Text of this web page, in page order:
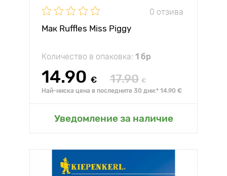
0 отзива
Мак Ruffles Miss Piggy
Количество в опаковка: 1 бр
14.90 € 17.90 €
Най-ниска цена в последните 30 дни:* 14.90 €
Уведомление за наличие